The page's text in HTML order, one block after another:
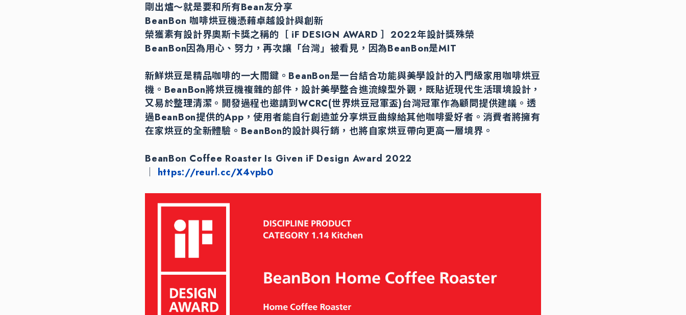
剛出爐～就是要和所有Bean友分享
BeanBon 咖啡烘豆機憑藉卓越設計與創新
榮獲素有設計界奧斯卡獎之稱的［ iF DESIGN AWARD ］2022年設計獎殊榮
BeanBon因為用心、努力，再次讓「台灣」被看見，因為BeanBon是MIT
新鮮烘豆是精品咖啡的一大關鍵。BeanBon是一台結合功能與美學設計的入門級家用咖啡烘豆
機。BeanBon將烘豆機複雜的部件，設計美學整合進流線型外觀，既貼近現代生活環境設計，
又易於整理清潔。開發過程也邀請到WCRC(世界烘豆冠軍盃)台灣冠軍作為顧問提供建議。透
過BeanBon提供的App，使用者能自行創造並分享烘豆曲線給其他咖啡愛好者。消費者將擁有
在家烘豆的全新體驗。BeanBon的設計與行銷，也將自家烘豆帶向更高一層境界。
BeanBon Coffee Roaster Is Given iF Design Award 2022
https://reurl.cc/X4vpb0